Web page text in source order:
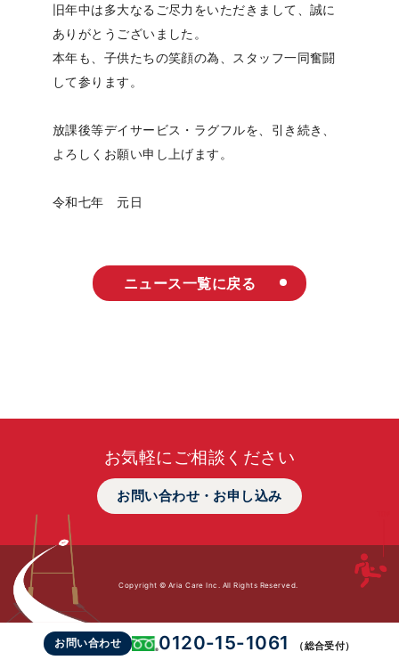
旧年中は多大なるご尽力をいただきまして、誠に
ありがとうございました。
本年も、子供たちの笑顔の為、スタッフ一同奮闘
して参ります。
放課後等デイサービス・ラグフルを、引き続き、
よろしくお願い申し上げます。
令和七年 元日
ニュース一覧に戻る
お問い合わせ 0120-15-1061 （総合受付）
お気軽にご相談ください
お問い合わせ・お申し込み
Copyright © Aria Care Inc. All Rights Reserved.